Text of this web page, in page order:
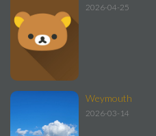
2026-04-25
Weymouth
2026-03-14